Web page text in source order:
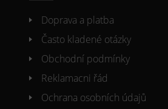
Doprava a platba
Často kladené otázky
Obchodní podmínky
Reklamacni řád
Ochrana osobních údajů